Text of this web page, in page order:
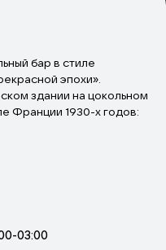
бар в стиле
эпохи».
здании на цокольном
Франции 1930-х годов:
винтажная мебель из
и плакаты-постеры
светильников.
энергетикой:
DJ-музыки, живых
03:00